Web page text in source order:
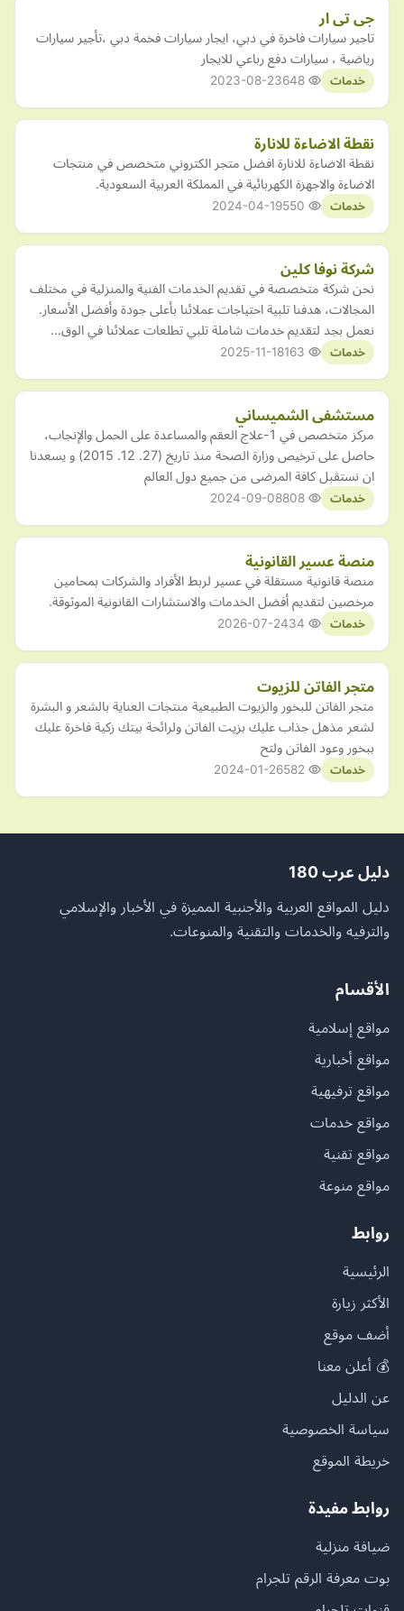
جى تى ار
تاجير سيارات فاخرة في دبي، ايجار سيارات فخمة دبي ،تأجير سيارات
رياضية ، سيارات دفع رباعي للايجار
خدمات 2023-08-23
نقطة الاضاءة للانارة
نقطة الاضاءة للانارة افضل متجر الكتروني متخصص في منتجات
الاضاءة والاجهزة الكهربائية في المملكة العربية السعودية.
خدمات 2024-04-19
شركة نوفا كلين
نحن شركة متخصصة في تقديم الخدمات الفنية والمنزلية في مختلف
المجالات، هدفنا تلبية احتياجات عملائنا بأعلى جودة وأفضل الأسعار.
نعمل بجد لتقديم خدمات شاملة تلبي تطلعات عملائنا في الوق…
خدمات 2025-11-18
مستشفى الشميساني
مركز متخصص في 1-علاج العقم والمساعدة على الحمل والإنجاب،
حاصل على ترخيص وزارة الصحة منذ تاريخ (27. 12. 2015) و يسعدنا
ان نستقبل كافة المرضى من جميع دول العالم
خدمات 2024-09-08
منصة عسير القانونية
منصة قانونية مستقلة في عسير لربط الأفراد والشركات بمحامين
مرخصين لتقديم أفضل الخدمات والاستشارات القانونية الموثوقة.
خدمات 2026-07-24
متجر الفاتن للزيوت
متجر الفاتن للبخور والزيوت الطبيعية منتجات العناية بالشعر و البشرة
لشعر مذهل جذاب عليك بزيت الفاتن ولرائحة بيتك زكية فاخرة عليك
ببخور وعود الفاتن ولتح
خدمات 2024-01-26
دليل عرب 180
دليل المواقع العربية والأجنبية المميزة في الأخبار والإسلامي
والترفيه والخدمات والتقنية والمنوعات.
الأقسام
مواقع إسلامية
مواقع أخبارية
مواقع ترفيهية
مواقع خدمات
مواقع تقنية
مواقع منوعة
روابط
الرئيسية
الأكثر زيارة
أضف موقع
💰 أعلن معنا
عن الدليل
سياسة الخصوصية
خريطة الموقع
روابط مفيدة
ضيافة منزلية
بوت معرفة الرقم تلجرام